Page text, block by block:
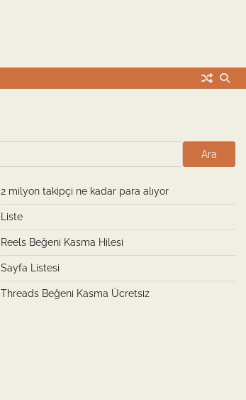
Ara
2 milyon takipçi ne kadar para alıyor
Liste
Reels Beğeni Kasma Hilesi
Sayfa Listesi
Threads Beğeni Kasma Ücretsiz